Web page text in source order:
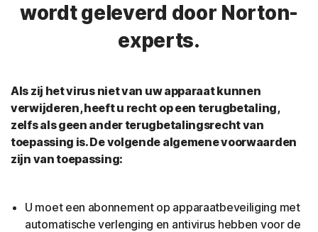
wordt geleverd door Norton-
experts.
Als zij het virus niet van uw apparaat kunnen
verwijderen, heeft u recht op een terugbetaling,
zelfs als geen ander terugbetalingsrecht van
toepassing is. De volgende algemene voorwaarden
zijn van toepassing:
U moet een abonnement op apparaatbeveiliging met
automatische verlenging en antivirus hebben voor de